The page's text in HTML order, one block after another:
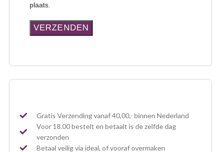
plaats.
Gratis Verzending vanaf 40,00,- binnen Nederland
Voor 18.00 bestelt en betaalt is de zelfde dag
verzonden
Betaal veilig via ideal, of vooraf overmaken